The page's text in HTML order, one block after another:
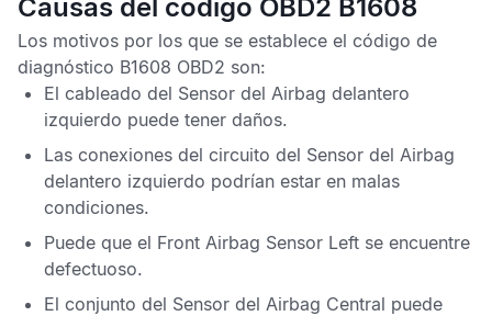
Causas del código OBD2 B1608
Los motivos por los que se establece el código de
diagnóstico B1608 OBD2 son:
El cableado del Sensor del Airbag delantero
izquierdo puede tener daños.
Las conexiones del circuito del Sensor del Airbag
delantero izquierdo podrían estar en malas
condiciones.
Puede que el Front Airbag Sensor Left se encuentre
defectuoso.
El conjunto del Sensor del Airbag Central puede